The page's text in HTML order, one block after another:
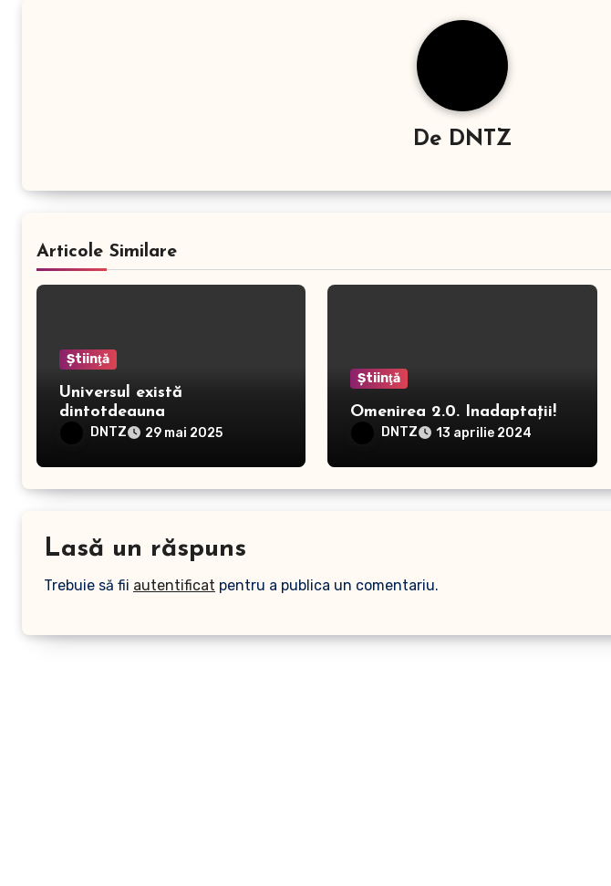
De DNTZ
Articole Similare
Ştiinţă
Universul există
dintotdeauna
DNTZ 29 mai 2025
Ştiinţă
Omenirea 2.0. Inadaptații!
DNTZ 13 aprilie 2024
Lasă un răspuns
Trebuie să fii autentificat pentru a publica un comentariu.